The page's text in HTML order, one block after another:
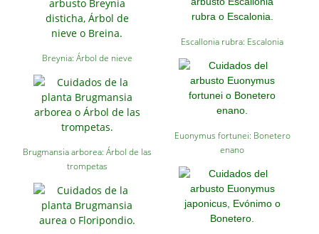
Breynia: Árbol de nieve
Brugmansia arborea: Árbol de las
trompetas
Escallonia rubra: Escalonia
Euonymus fortunei: Bonetero
enano